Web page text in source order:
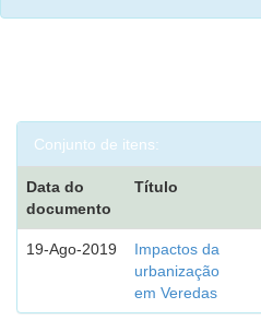
Conjunto de itens:
Data do
documento
Título
19-Ago-2019
Impactos da
urbanização
em Veredas